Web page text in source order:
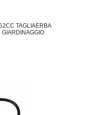
TAGLIAERBA
GIARDINAGGIO